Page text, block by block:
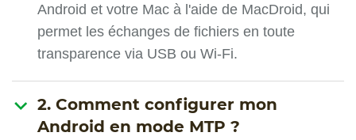
Android et votre Mac à l'aide de MacDroid, qui
permet les échanges de fichiers en toute
transparence via USB ou Wi-Fi.
2. Comment configurer mon
Android en mode MTP ?